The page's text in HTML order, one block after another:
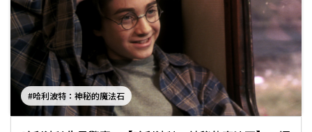
#哈利波特：神秘的魔法石